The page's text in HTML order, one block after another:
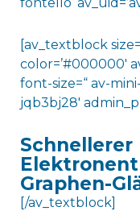
[av_textblock
color=’#000000′
font-size=“ av-
jqb3bj28′
Schnellerer
Graphen-
[/av_textblock]